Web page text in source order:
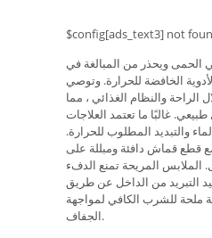
$config[ads_text3] not
الحمى ويحذر من المبالغة في
الخافضة للحرارة. وتوصي
الراحة والنظام الغذائي ، مما
غالبًا ما تعتمد العلاجات
والتبديد المطلوب للحرارة.
قطع قماش دافئة ومبللة على
الملابس المريحة تمنع الدفء
التبريد من الداخل عن طريق
ملحة للشرب الكافي لمواجهة
الجفاف.